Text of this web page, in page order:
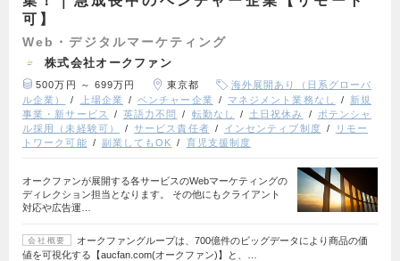
可】
Web・デジタルマーケティング
株式会社オークファン
500万円 ～ 699万円 東京都
海外展開あり（日系グローバ
ル企業）
上場企業 ベンチャー企業 マネジメント業務なし
新規
事業・新サービス
英語力不問 転勤なし 土日祝休み
ポテンシャ
ル採用（未経験可）
サービス責任者 インセンティブ制度
リモー
トワーク可能
副業してもOK 育児支援制度
オークファンが展開する各サービスのWebマーケティングの
ディレクション担当となります。 その他にもクライアント
対応や広告運…
会社概要
オークファングループは、700億件のビッグデータにより商品の価
値を可視化する【aucfan.com(オークファン)】と、…